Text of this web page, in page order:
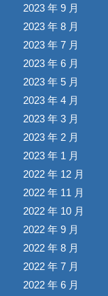
2023 年 9 月
2023 年 8 月
2023 年 7 月
2023 年 6 月
2023 年 5 月
2023 年 4 月
2023 年 3 月
2023 年 2 月
2023 年 1 月
2022 年 12 月
2022 年 11 月
2022 年 10 月
2022 年 9 月
2022 年 8 月
2022 年 7 月
2022 年 6 月